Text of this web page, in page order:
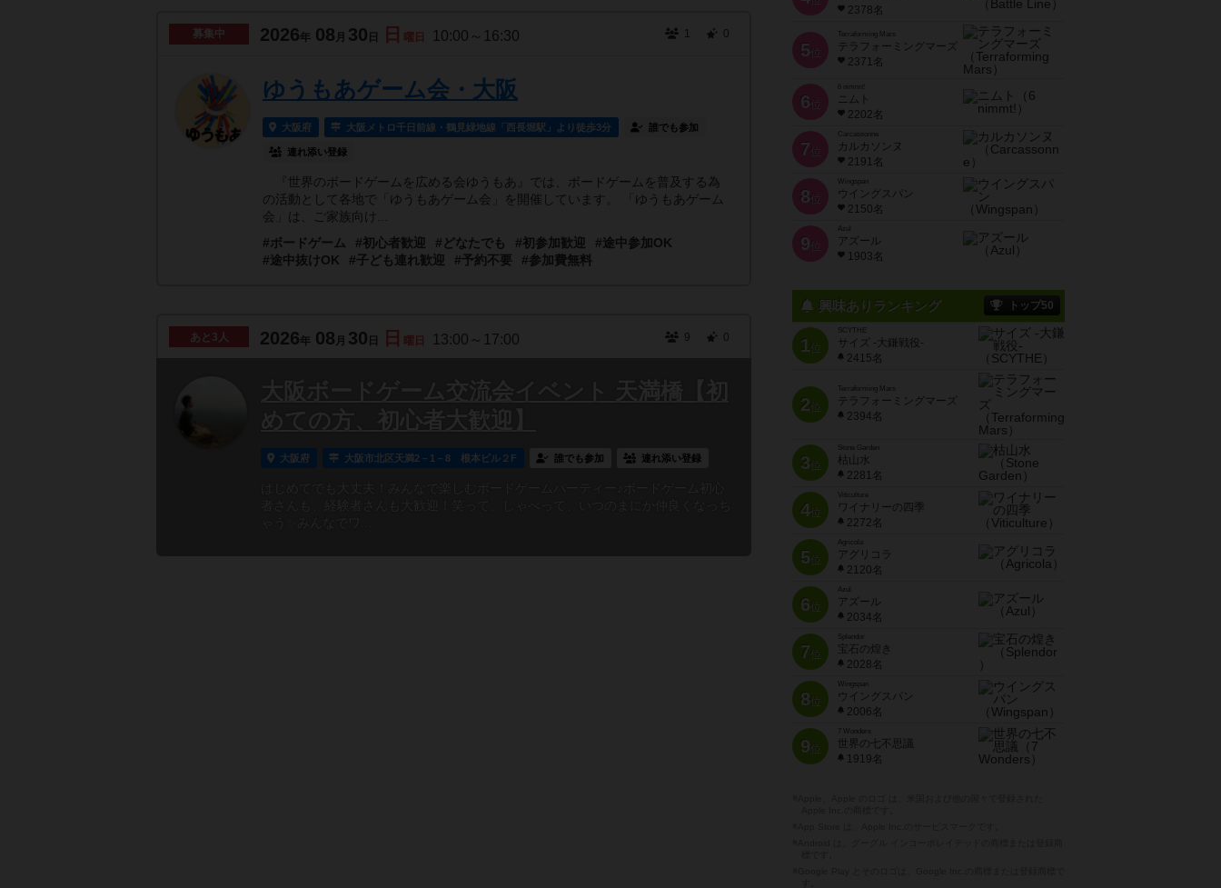
募集中 2026年 08 月 30 日 曜日 10:00～16:30 1 0
ゆうもあゲーム会・大阪
大阪府 大阪メトロ千日前線・鶴見緑地線「西長堀駅」より徒歩3分 誰でも参加
連れ添い登録
『世界のボードゲームを広める会ゆうもあ』では、ボードゲームを普及する為
の活動として各地で「ゆうもあゲーム会」を開催しています。 「ゆうもあゲーム
会」は、ご家族向け...
#ボードゲーム
#初心者歓迎 #どなたでも #初参加歓迎
#途中参加OK
#途中抜けOK
#子ども連れ歓迎 #予約不要 #参加費無料
あと 3人 2026年 08 月 30 日 曜日 13:00～17:00 9 0
大阪ボードゲーム交流会イベント 天満橋【初
めての方、初心者大歓迎】
大阪府 大阪市北区天満2－1－8 根本ビル２F 誰でも参加 連れ添い登録
2378名
5 位
Terraforming Mars
テラフォーミングマーズ
2371名
6 位
ニムト
2202名
7 位
Carcassonne
カルカソンヌ
2191名
8 位
Wingspan
ウイングスパン
2150名
9 位
Azul
アズール
1903名
興味ありランキング トップ50
1位
SCYTHE
サイズ -大鎌戦役-
2415名
2位
Terraforming Mars
テラフォーミングマーズ
2394名
3位
Stone Garden
枯山水
2281名
4位
Viticulture
ワイナリーの四季
2272名
5位
Agricola
アグリコラ
2120名
6位
Azul
アズール
2034名
7位
宝石の煌き
2028名
8位
Wingspan
ウイングスパン
2006名
9位
7 Wonders
世界の七不思議
1919名